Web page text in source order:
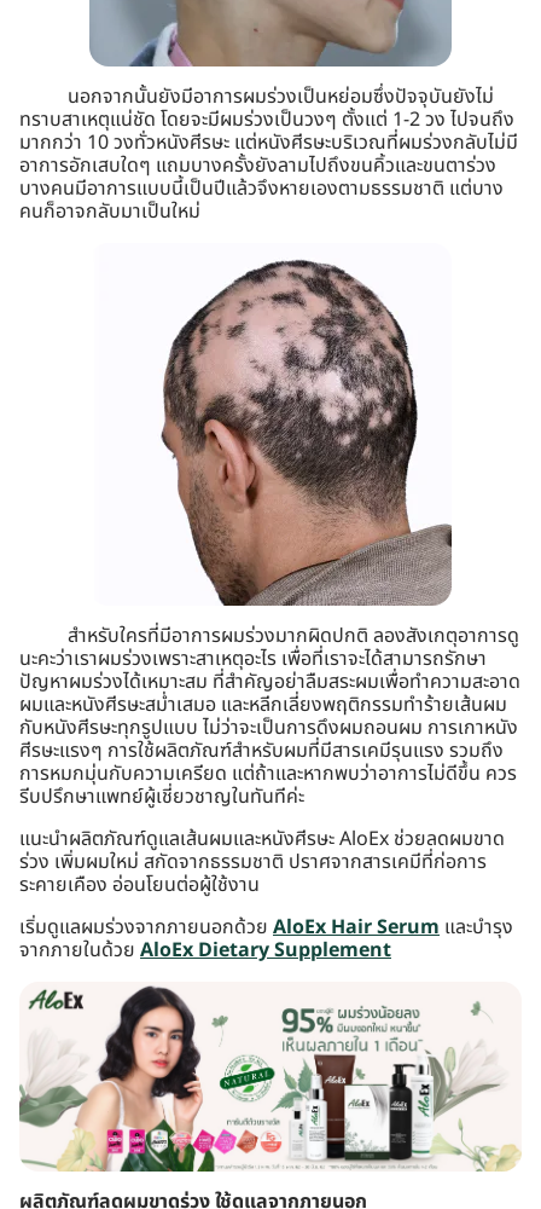
นอกจากนั้นยังมีอาการผมร่วงเป็นหย่อมซึ่งปัจจุบันยังไม่
ทราบสาเหตุแน่ชัด โดยจะมีผมร่วงเป็นวงๆ ตั้งแต่ 1-2 วง ไปจนถึง
มากกว่า 10 วงทั่วหนังศีรษะ แต่หนังศีรษะบริเวณที่ผมร่วงกลับไม่มี
อาการอักเสบใดๆ แถมบางครั้งยังลามไปถึงขนคิ้วและขนตาร่วง
บางคนมีอาการแบบนี้เป็นปีแล้วจึงหายเองตามธรรมชาติ แต่บาง
คนก็อาจกลับมาเป็นใหม่
สำหรับใครที่มีอาการผมร่วงมากผิดปกติ ลองสังเกตุอาการดู
นะคะว่าเราผมร่วงเพราะสาเหตุอะไร เพื่อที่เราจะได้สามารถรักษา
ปัญหาผมร่วงได้เหมาะสม ที่สำคัญอย่าลืมสระผมเพื่อทำความสะอาด
ผมและหนังศีรษะสม่ำเสมอ และหลีกเลี่ยงพฤติกรรมทำร้ายเส้นผม
กับหนังศีรษะทุกรูปแบบ ไม่ว่าจะเป็นการดึงผมถอนผม การเกาหนัง
ศีรษะแรงๆ การใช้ผลิตภัณฑ์สำหรับผมที่มีสารเคมีรุนแรง รวมถึง
การหมกมุ่นกับความเครียด แต่ถ้าและหากพบว่าอาการไม่ดีขึ้น ควร
รีบปรึกษาแพทย์ผู้เชี่ยวชาญในทันทีค่ะ
แนะนำผลิตภัณฑ์ดูแลเส้นผมและหนังศีรษะ AloEx ช่วยลดผมขาด
ร่วง เพิ่มผมใหม่ สกัดจากธรรมชาติ ปราศจากสารเคมีที่ก่อการ
ระคายเคือง อ่อนโยนต่อผู้ใช้งาน
เริ่มดูแลผมร่วงจากภายนอกด้วย AloEx Hair Serum และบำรุง
จากภายในด้วย AloEx Dietary Supplement
ผลิตภัณฑ์ลดผมขาดร่วง ใช้ดูแลจากภายนอก